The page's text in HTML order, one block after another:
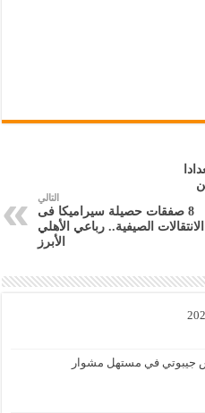
التالي
8 صفقات حصيلة سيراميكا فى
الانتقالات الصيفية.. رباعي الأهلي
الأبرز
جيبوتي في مستهل مشوار